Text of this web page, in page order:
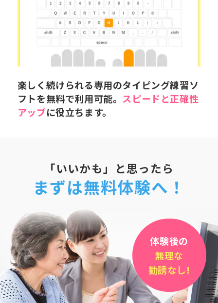
楽しく続けられる専用のタイピング練習ソ
フトを無料で利用可能。 スピードと正確性
アップに役立ちます。
「いいかも」と思ったら
まずは無料体験へ！
体験後の
無理な
勧誘なし!